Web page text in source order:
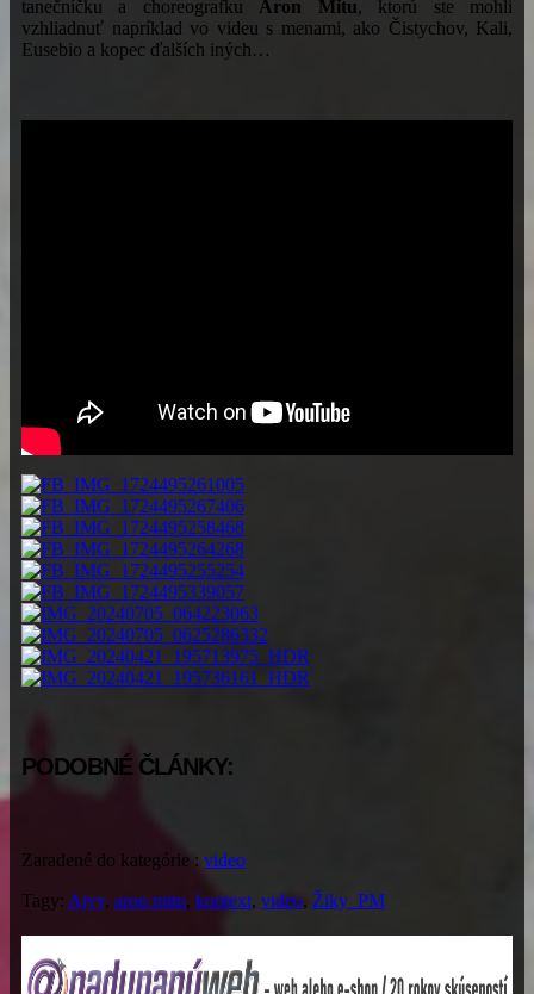
tanečníčku a choreografku Aron Mitu, ktorú ste mohli
vzhliadnuť napríklad vo videu s menami, ako Čistychov, Kali,
Eusebio a kopec ďalších iných…
PODOBNÉ ČLÁNKY:
Zaradené do kategórie : video
Tagy: Ajvy, aron mitu, kontext, video, Žiky_PM